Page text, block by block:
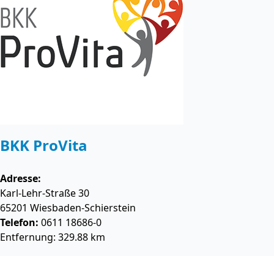
BKK ProVita
Adresse:
Karl-Lehr-Straße 30
65201 Wiesbaden-Schierstein
Telefon: 0611 18686-0
Entfernung: 329.88 km